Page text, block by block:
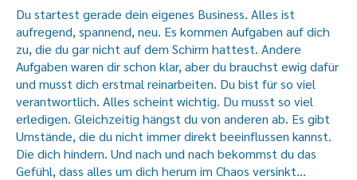
Du startest gerade dein eigenes Business. Alles ist
aufregend, spannend, neu. Es kommen Aufgaben auf dich
zu, die du gar nicht auf dem Schirm hattest. Andere
Aufgaben waren dir schon klar, aber du brauchst ewig dafür
und musst dich erstmal reinarbeiten. Du bist für so viel
verantwortlich. Alles scheint wichtig. Du musst so viel
erledigen. Gleichzeitig hängst du von anderen ab. Es gibt
Umstände, die du nicht immer direkt beeinflussen kannst.
Die dich hindern. Und nach und nach bekommst du das
Gefühl, dass alles um dich herum im Chaos versinkt…